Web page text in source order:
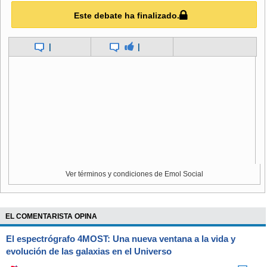
autoridad, reiterando el llamado a la multigremial para
Ahora, la columna que caminaba por avenida 11 de
septiembre marcha en forma pacífica por Ricardo Lyon
hacia Costanera Andrés Bello.
13:19.-En horas de la tarde, la Fiscalía Metropolitana Sur
formalizará a tres imputados por desórdenes públicos, dos
Este debate ha finalizado.
Ver términos y condiciones de Emol Social
EL COMENTARISTA OPINA
El espectrógrafo 4MOST: Una nueva ventana a la vida y
evolución de las galaxias en el Universo